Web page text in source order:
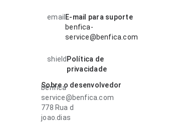
email E-mail para suporte
benfica-
service@benfica.com
shield Política de
privacidade
Sobre o desenvolvedor
benfica
service@benfica.com
778 Rua d
joao.dias